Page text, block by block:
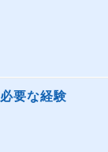
必要な経験